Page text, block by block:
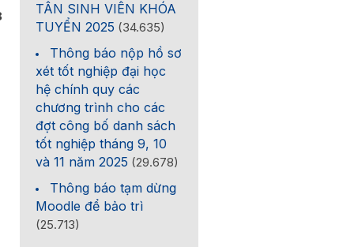
TÂN SINH VIÊN KHÓA
TUYỂN 2025 (34.635)
Thông báo nộp hồ sơ
xét tốt nghiệp đại học
hệ chính quy các
chương trình cho các
đợt công bố danh sách
tốt nghiệp tháng 9, 10
và 11 năm 2025 (29.678)
Thông báo tạm dừng
Moodle để bảo trì
(25.713)